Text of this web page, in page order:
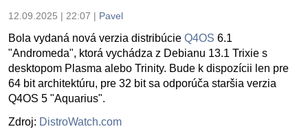
12.09.2025 | 22:07 | Pavel
Bola vydaná nová verzia distribúcie Q4OS 6.1
"Andromeda", ktorá vychádza z Debianu 13.1 Trixie s
desktopom Plasma alebo Trinity. Bude k dispozícii len pre
64 bit architektúru, pre 32 bit sa odporúča staršia verzia
Q4OS 5 "Aquarius".
Zdroj: DistroWatch.com